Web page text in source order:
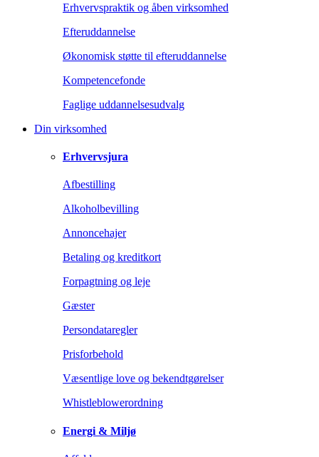
Erhvervspraktik og åben virksomhed
Efteruddannelse
Økonomisk støtte til efteruddannelse
Kompetencefonde
Faglige uddannelsesudvalg
Din virksomhed
Erhvervsjura
Afbestilling
Alkoholbevilling
Annoncehajer
Betaling og kreditkort
Forpagtning og leje
Gæster
Persondataregler
Prisforbehold
Væsentlige love og bekendtgørelser
Whistleblowerordning
Energi & Miljø